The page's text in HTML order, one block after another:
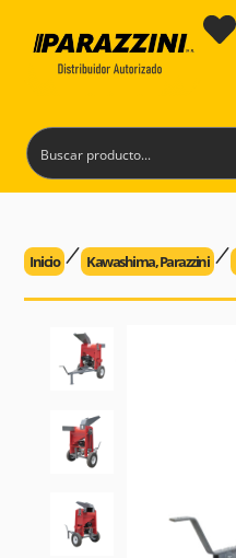
Inicio Kawashima,Parazzini